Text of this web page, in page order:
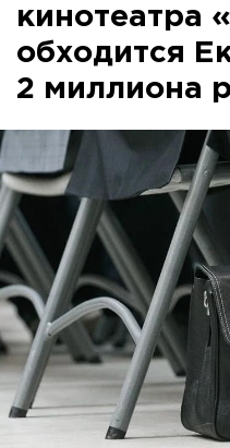
кинотеатра
обходится
2 миллиона